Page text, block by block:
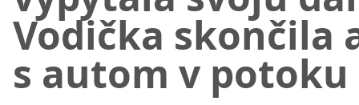
Vodička skončila
s autom v potoku